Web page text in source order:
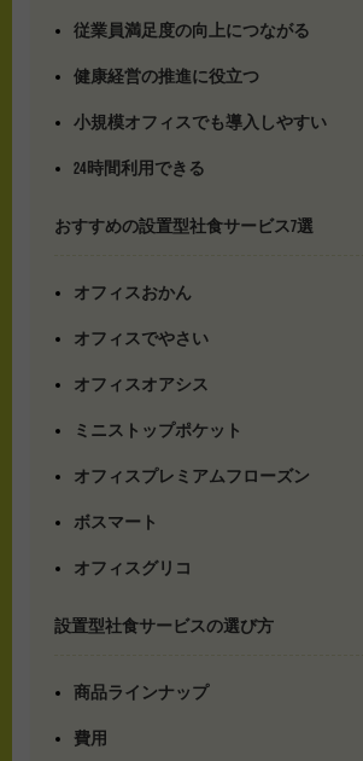
従業員満足度の向上につながる
健康経営の推進に役立つ
小規模オフィスでも導入しやすい
24時間利用できる
おすすめの設置型社食サービス7選
オフィスおかん
オフィスでやさい
オフィスオアシス
ミニストップポケット
オフィスプレミアムフローズン
ボスマート
オフィスグリコ
設置型社食サービスの選び方
商品ラインナップ
費用